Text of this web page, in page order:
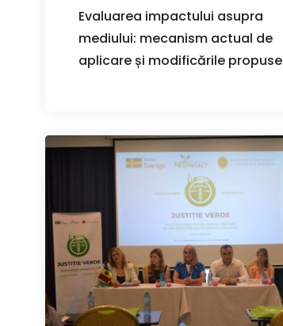
Evaluarea impactului asupra
mediului: mecanism actual de
aplicare și modificările propuse